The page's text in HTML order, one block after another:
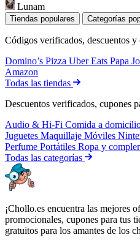
Lunam
Tiendas populares Categorías
Códigos verificados, descuentos
Domino’s Pizza Uber Eats Papa
Amazon
Todas las tiendas
Descuentos verificados, cupones
Audio & Hi-Fi Comida a
Juguetes Maquillaje Móviles
Perfume Portátiles Ropa y
Todas las categorías
¡Chollo.es encuentra las mejores
promocionales, cupones para tus
gratuitos para los amantes de los